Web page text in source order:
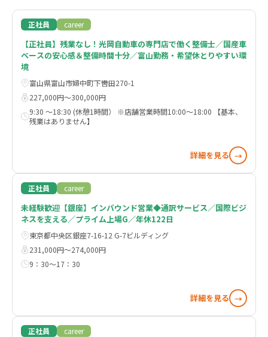
正社員 career
【正社員】残業なし！光岡自動車の専門店で働く整備士／国産車
ベースの安心感＆整備時間十分／富山勤務・希望休とりやすい環
境
富山県富山市婦中町下轡田270-1
227,000円〜300,000円
9:30 ～18:30 (休憩1時間） ※店舗営業時間10:00～18:00 【基本、
残業はありません】
詳細を見る →
正社員 career
未経験歓迎【銀座】インバウンド営業◆通訳サービス／国際ビジ
ネスを支える／プライム上場G／年休122日
東京都中央区銀座7-16-12 G-7ビルディング
231,000円〜274,000円
9：30～17：30
詳細を見る →
正社員 career